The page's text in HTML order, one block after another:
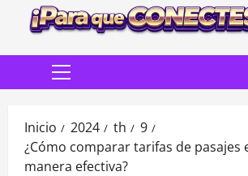
Menú
Inicio 2024 th
9
¿Cómo comparar tarifas de pasajes
manera efectiva?